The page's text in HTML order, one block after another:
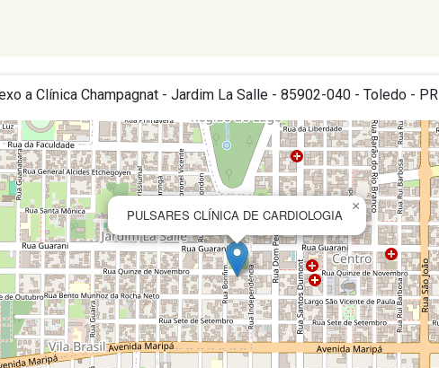
a Clínica Champagnat - Jardim La Salle - 85902-040 - Toledo - PR
PULSARES CLÍNICA DE CARDIOLOGIA
×